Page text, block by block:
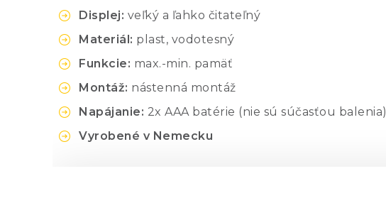
Displej: veľký a ľahko čitateľný
Materiál: plast, vodotesný
Funkcie: max.-min. pamäť
Montáž: nástenná montáž
Napájanie: 2x AAA batérie (nie sú súčasťou balenia)
Vyrobené v Nemecku